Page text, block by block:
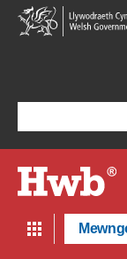
Neidio
i'r
prif